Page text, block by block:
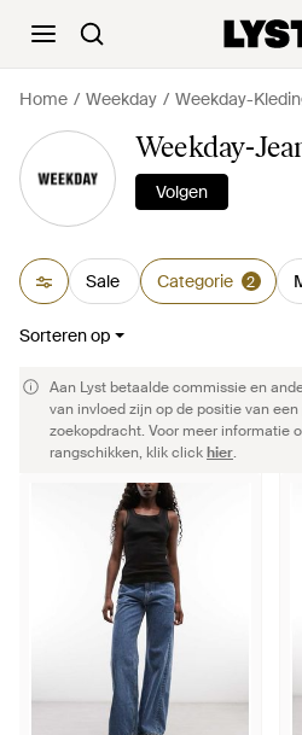
Home Weekday Weekday-
Weekday-
Volgen
Sale Categorie 2
Sorteren op
Aan Lyst betaalde commissie en
van invloed zijn op de positie van
zoekopdracht. Voor meer informatie
rangschikken, klik clickhier.